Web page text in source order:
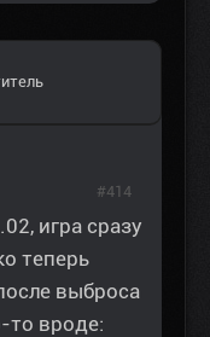
игра сразу
теперь
выброса
то вроде:
#414